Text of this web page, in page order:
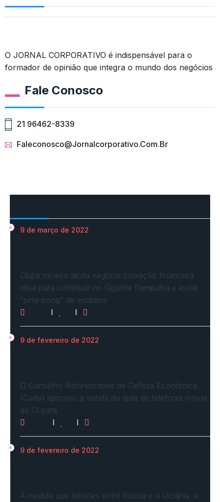
O JORNAL CORPORATIVO é indispensável para o
formador de opinião que integra o mundo dos negócios
Fale Conosco
21 96462-8339
Faleconosco@jornalcorporativo.com.br
9 de março de 2022
Clube mineiro ainda negocia condição financeira
ideal para continuar no Gigante Pampulha e evitar
"ping-pong" de estádios
9 de fevereiro de 2022
O Conselho Administrativo de Defesa Econômica
(Cade) aprovou a venda da rede de telefonia móvel
da Oi para
9 de fevereiro de 2022
À medida que tensões entre Rússia e a Ucrânia, e